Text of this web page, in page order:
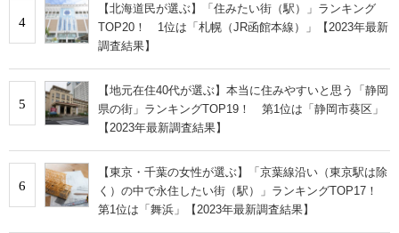
4
【北海道民が選ぶ】「住みたい街（駅）」ランキング
TOP20！ 1位は「札幌（JR函館本線）」【2023年最新
調査結果】
5
【地元在住40代が選ぶ】本当に住みやすいと思う「静岡
県の街」ランキングTOP19！ 第1位は「静岡市葵区」
【2023年最新調査結果】
6
【東京・千葉の女性が選ぶ】「京葉線沿い（東京駅は除
く）の中で永住したい街（駅）」ランキングTOP17！
第1位は「舞浜」【2023年最新調査結果】